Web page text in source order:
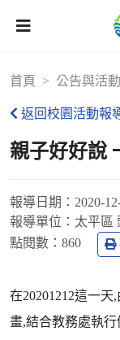
首頁 公告與活動
返回校園活動報
親子好好說
報導日期： 2020-
報導單位： 太平區
點閱數： 860
在20201212這一
畫,結合教務處執